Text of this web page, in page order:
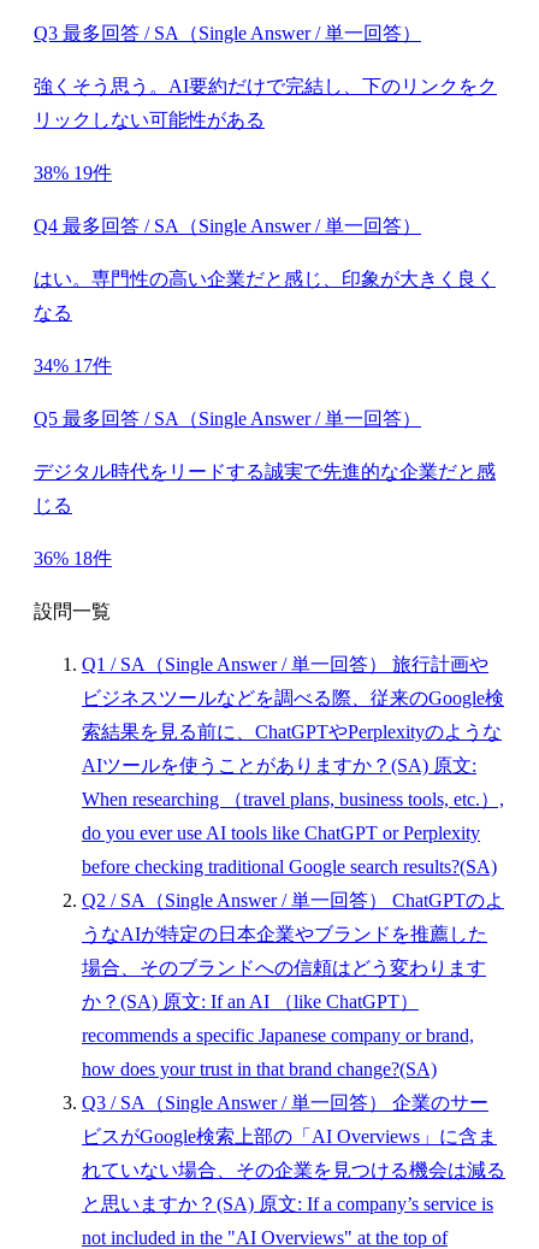
Q3 最多回答 / SA（Single Answer / 単一回答）
強くそう思う。AI要約だけで完結し、下のリンクをク
リックしない可能性がある
38% 19件
Q4 最多回答 / SA（Single Answer / 単一回答）
はい。専門性の高い企業だと感じ、印象が大きく良く
なる
34% 17件
Q5 最多回答 / SA（Single Answer / 単一回答）
デジタル時代をリードする誠実で先進的な企業だと感
じる
36% 18件
設問一覧
Q1 / SA（Single Answer / 単一回答） 旅行計画や
ビジネスツールなどを調べる際、従来のGoogle検
索結果を見る前に、ChatGPTやPerplexityのような
AIツールを使うことがありますか？(SA) 原文:
When researching （travel plans, business tools, etc.）,
do you ever use AI tools like ChatGPT or Perplexity
before checking traditional Google search results?(SA)
Q2 / SA（Single Answer / 単一回答） ChatGPTのよ
うなAIが特定の日本企業やブランドを推薦した
場合、そのブランドへの信頼はどう変わります
か？(SA) 原文: If an AI （like ChatGPT）
recommends a specific Japanese company or brand,
how does your trust in that brand change?(SA)
Q3 / SA（Single Answer / 単一回答） 企業のサー
ビスがGoogle検索上部の「AI Overviews」に含ま
れていない場合、その企業を見つける機会は減る
と思いますか？(SA) 原文: If a company’s service is
not included in the "AI Overviews" at the top of